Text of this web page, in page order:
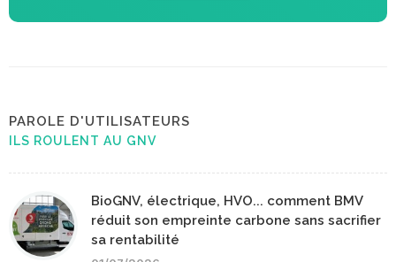
PAROLE D'UTILISATEURS
ILS ROULENT AU GNV
BioGNV, électrique, HVO... comment BMV
réduit son empreinte carbone sans sacrifier
sa rentabilité